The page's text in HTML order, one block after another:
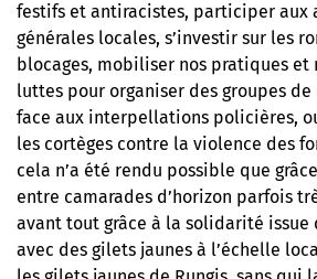
festifs et antiracistes, participer aux
générales locales, s’investir sur les
blocages, mobiliser nos pratiques et
luttes pour organiser des groupes
face aux interpellations policières,
les cortèges contre la violence des
cela n’a été rendu possible que
entre camarades d’horizon parfois
avant tout grâce à la solidarité issue
avec des gilets jaunes à l’échelle